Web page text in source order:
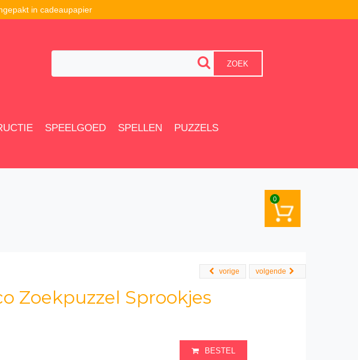
in cadeaupapier
ZOEK
SPEELGOED SPELLEN PUZZELS
0
volgende
vorige
Zoekpuzzel Sprookjes
BESTEL